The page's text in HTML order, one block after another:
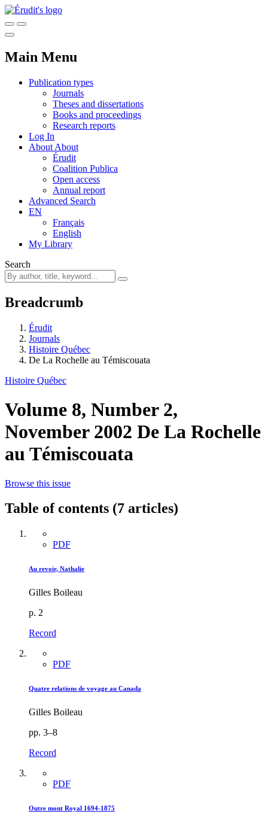
Main Menu
Publication types
Journals
Theses and dissertations
Books and proceedings
Research reports
Log In
About About
Érudit
Coalition Publica
Open access
Annual report
Advanced Search
EN
Français
English
My Library
Search
Breadcrumb
Érudit
Journals
Histoire Québec
De La Rochelle au Témiscouata
Histoire Québec
Volume 8, Number 2,
November 2002 De La Rochelle
au Témiscouata
Browse this issue
Table of contents (7 articles)
PDF
Au revoir, Nathalie
Gilles Boileau
p. 2
Record
PDF
Quatre relations de voyage au Canada
Gilles Boileau
pp. 3–8
Record
PDF
Outre mont Royal 1694-1875